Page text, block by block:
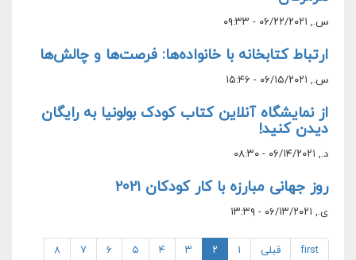
س., ۰۶/۲۲/۲۰۲۱ - ۰۹:۳۳
ارتباط کتابخانه با خانواده‌ها: فرصت‌ها و چالش‌ها
س., ۰۶/۱۵/۲۰۲۱ - ۱۵:۴۶
از نمایشگاه آنلاین کتاب کودک بولونیا به رایگان
دیدن کنید!
د., ۰۶/۱۴/۲۰۲۱ - ۰۸:۳۰
روز جهانی مبارزه با کار کودکان ۲۰۲۱
ی., ۰۶/۱۳/۲۰۲۱ - ۱۳:۳۹
first قبلی ۱ ۲ ۳ ۴ ۵ ۶ ۷
۸